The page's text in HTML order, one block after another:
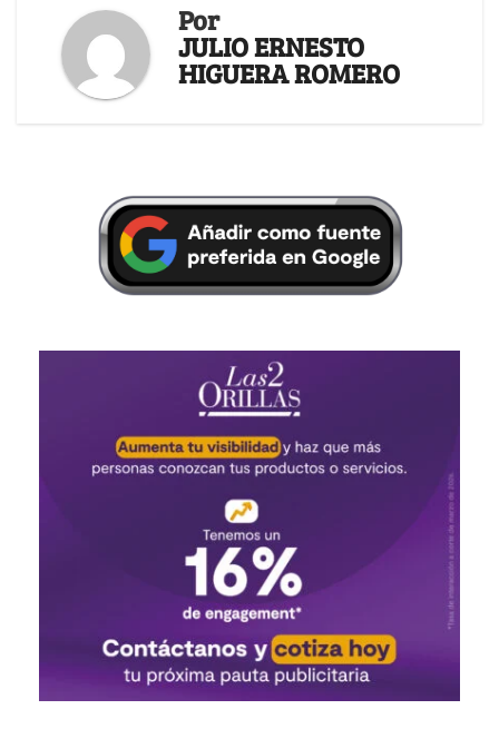
Por
JULIO ERNESTO
HIGUERA ROMERO